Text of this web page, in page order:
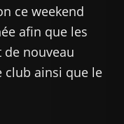
ce weekend
afin que les
nouveau
club ainsi que le